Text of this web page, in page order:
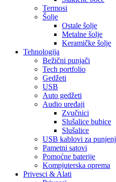
Termosi
Šolje
Ostale šolje
Metalne šolje
Keramičke šolje
Tehnologija
Bežični punjači
Tech portfolio
Gedžeti
USB
Auto gedžeti
Audio uređaji
Zvučnici
Slušalice bubice
Slušalice
USB kablovi za
Pametni satovi
Pomoćne baterije
Kompjuterska oprema
Privesci & Alati